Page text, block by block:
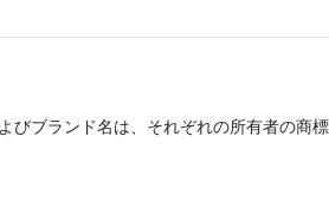
ブランド名は、それぞれの所有者の商標